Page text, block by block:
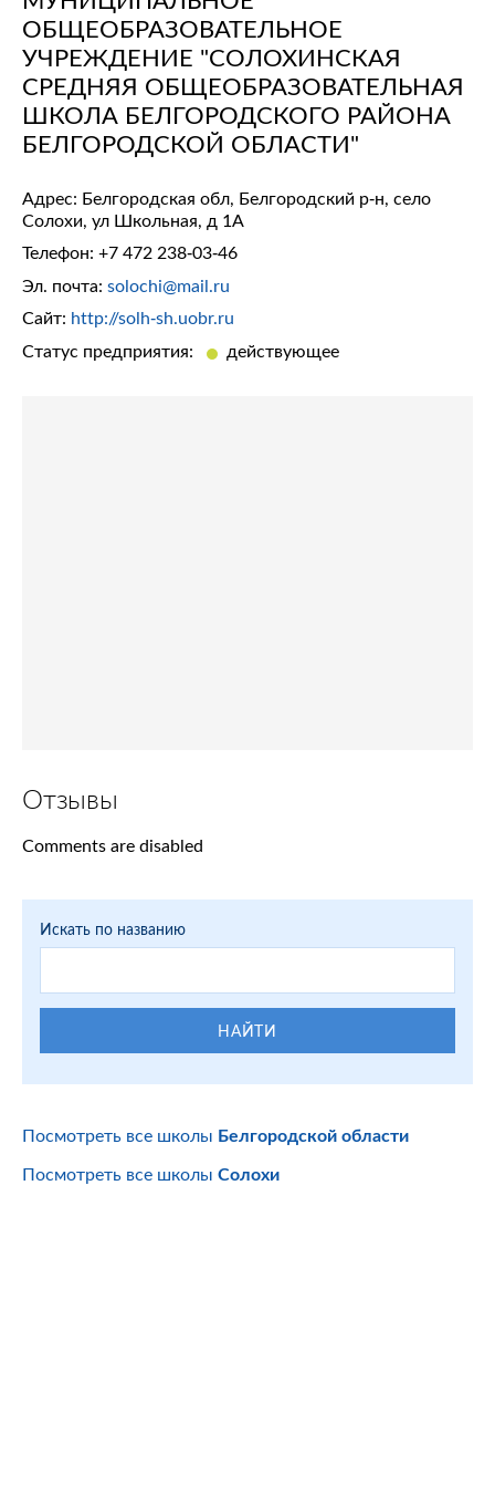
ОБЩЕОБРАЗОВАТЕЛЬНОЕ
УЧРЕЖДЕНИЕ "СОЛОХИНСКАЯ
СРЕДНЯЯ ОБЩЕОБРАЗОВАТЕЛЬНАЯ
ШКОЛА БЕЛГОРОДСКОГО РАЙОНА
БЕЛГОРОДСКОЙ ОБЛАСТИ"
Адрес: Белгородская обл, Белгородский р-н, село
Солохи, ул Школьная, д 1А
Телефон: +7 472 238-03-46
Эл. почта: solochi@mail.ru
Сайт: http://solh-sh.uobr.ru
Статус предприятия:
действующее
Отзывы
Comments are disabled
Искать по названию
НАЙТИ
Посмотреть все школы Белгородской области
Посмотреть все школы Солохи